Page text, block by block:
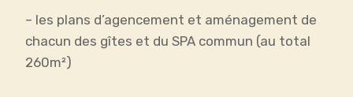
– les plans d’agencement et aménagement de
chacun des gîtes et du SPA commun (au total
260m²)